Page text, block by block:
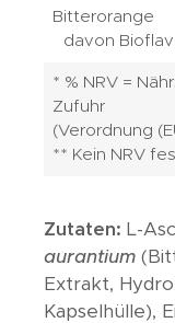
Bitterorange
davon
* % NRV =
Zufuhr
(Verordnung
** Kein NRV
Zutaten: L-
aurantium
Extrakt,
Kapselhülle),